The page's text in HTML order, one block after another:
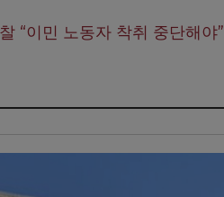
“이민 노동자 착취 중단해야”